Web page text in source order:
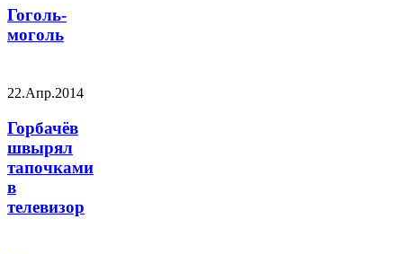
Гоголь-
моголь
22.Апр.2014
Горбачёв
швырял
тапочками
в
телевизор